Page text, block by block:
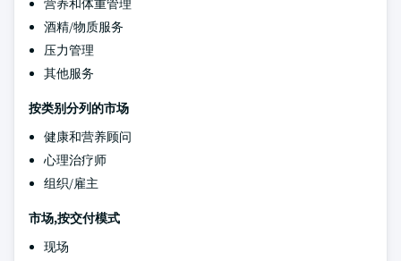
营养和体重管理
酒精/物质服务
压力管理
其他服务
按类别分列的市场
健康和营养顾问
心理治疗师
组织/雇主
市场,按交付模式
现场